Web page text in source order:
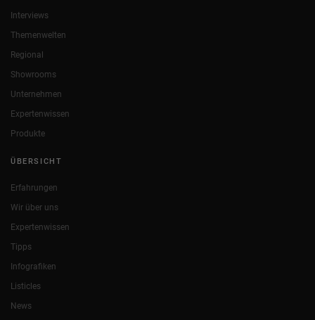
Interviews
Themenwelten
Regional
Showrooms
Unternehmen
Expertenwissen
Produkte
ÜBERSICHT
Erfahrungen
Wir über uns
Expertenwissen
Tipps
Infografiken
Listicles
News